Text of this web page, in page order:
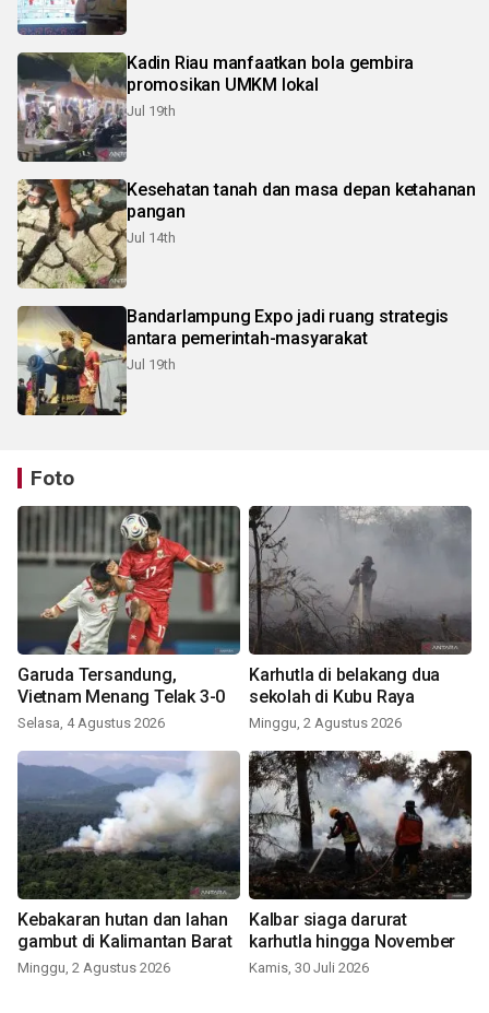
Kadin Riau manfaatkan bola gembira
promosikan UMKM lokal
Jul 19th
Kesehatan tanah dan masa depan ketahanan
pangan
Jul 14th
Bandarlampung Expo jadi ruang strategis
antara pemerintah-masyarakat
Jul 19th
Foto
Garuda Tersandung,
Vietnam Menang Telak 3-0
Selasa, 4 Agustus 2026
Karhutla di belakang dua
sekolah di Kubu Raya
Minggu, 2 Agustus 2026
Kebakaran hutan dan lahan
gambut di Kalimantan Barat
Minggu, 2 Agustus 2026
Kalbar siaga darurat
karhutla hingga November
Kamis, 30 Juli 2026